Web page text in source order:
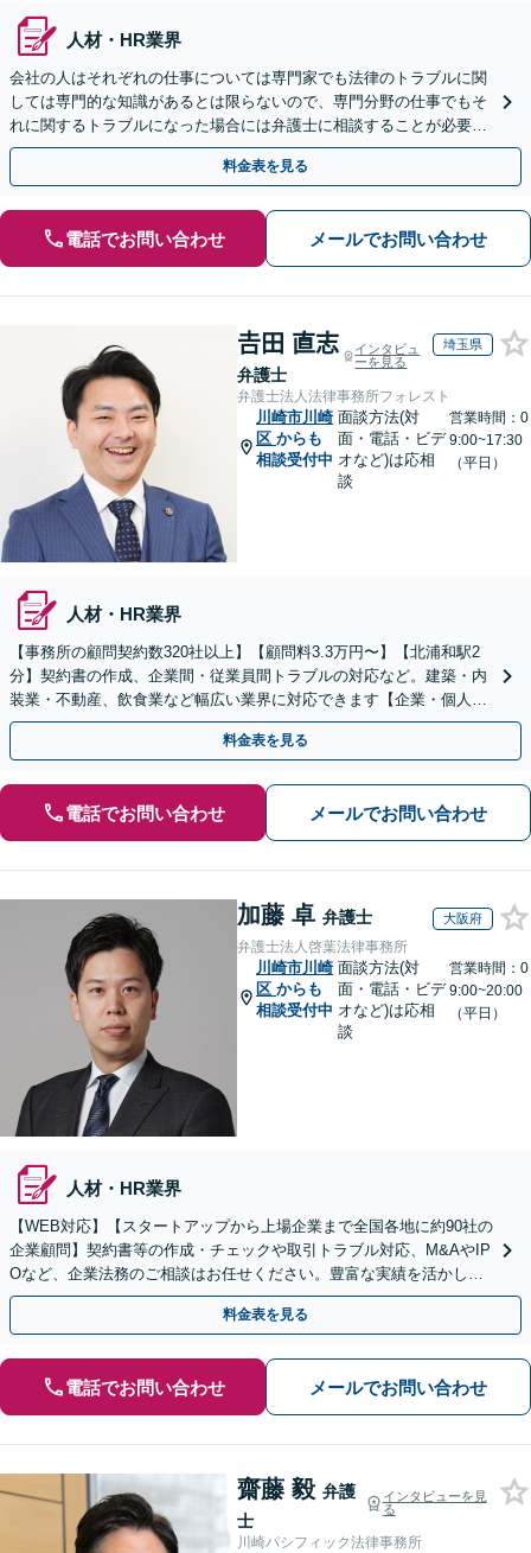
人材・HR業界
会社の人はそれぞれの仕事については専門家でも法律のトラブルに関
しては専門的な知識があるとは限らないので、専門分野の仕事でもそ
れに関するトラブルになった場合には弁護士に相談することが必要不
可欠だと思います。銀座駅1分、100社超の実績。
料金表を見る
電話でお問い合わせ メールでお問い合わせ
𠮷田 直志
弁護士
インタビュ
ーを見る
埼玉県
弁護士法人法律事務所フォレスト
川崎市川崎
区 からも
相談受付中
面談方法(対
面・電話・ビデ
オなど)は応相
談
営業時間：0
9:00~17:30
（平日）
人材・HR業界
【事務所の顧問契約数320社以上】【顧問料3.3万円〜】【北浦和駅2
分】契約書の作成、企業間・従業員間トラブルの対応など。建築・内
装業・不動産、飲食業など幅広い業界に対応できます【企業・個人事
業主の方初回面談無料】
料金表を見る
電話でお問い合わせ メールでお問い合わせ
加藤 卓 弁護士 大阪府
弁護士法人啓葉法律事務所
川崎市川崎
区 からも
相談受付中
面談方法(対
面・電話・ビデ
オなど)は応相
談
営業時間：0
9:00~20:00
（平日）
人材・HR業界
【WEB対応】【スタートアップから上場企業まで全国各地に約90社の
企業顧問】契約書等の作成・チェックや取引トラブル対応、M&AやIP
Oなど、企業法務のご相談はお任せください。豊富な実績を活かし的
確に対応を進めてまいります。
料金表を見る
電話でお問い合わせ メールでお問い合わせ
齋藤 毅 弁護
士
インタビューを見
る
川崎パシフィック法律事務所